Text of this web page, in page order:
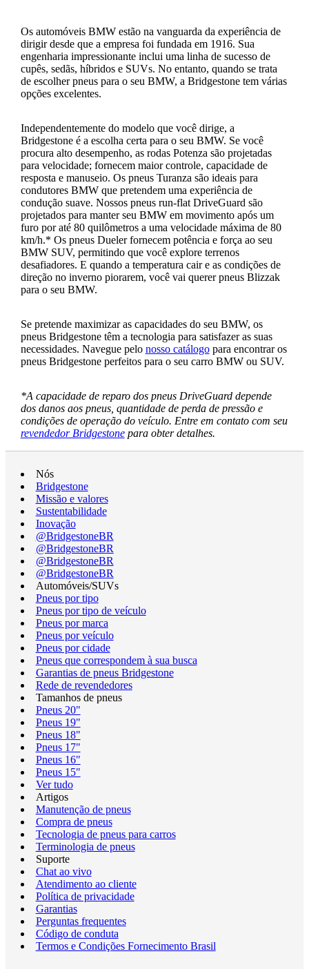
Os automóveis BMW estão na vanguarda da experiência de
dirigir desde que a empresa foi fundada em 1916. Sua
engenharia impressionante inclui uma linha de sucesso de
cupês, sedãs, híbridos e SUVs. No entanto, quando se trata
de escolher pneus para o seu BMW, a Bridgestone tem várias
opções excelentes.
Independentemente do modelo que você dirige, a
Bridgestone é a escolha certa para o seu BMW. Se você
procura alto desempenho, as rodas Potenza são projetadas
para velocidade; fornecem maior controle, capacidade de
resposta e manuseio. Os pneus Turanza são ideais para
condutores BMW que pretendem uma experiência de
condução suave. Nossos pneus run-flat DriveGuard são
projetados para manter seu BMW em movimento após um
furo por até 80 quilômetros a uma velocidade máxima de 80
km/h.* Os pneus Dueler fornecem potência e força ao seu
BMW SUV, permitindo que você explore terrenos
desafiadores. E quando a temperatura cair e as condições de
direção no inverno piorarem, você vai querer pneus Blizzak
para o seu BMW.
Se pretende maximizar as capacidades do seu BMW, os
pneus Bridgestone têm a tecnologia para satisfazer as suas
necessidades. Navegue pelo nosso catálogopara encontrar os
pneus Bridgestone perfeitos para o seu carro BMW ou SUV.
*A capacidade de reparo dos pneus DriveGuard depende
dos danos aos pneus, quantidade de perda de pressão e
condições de operação do veículo. Entre em contato com seu
revendedor Bridgestonepara obter detalhes.
Nós
Bridgestone
Missão e valores
Sustentabilidade
Inovação
@BridgestoneBR
@BridgestoneBR
@BridgestoneBR
@BridgestoneBR
Automóveis/SUVs
Pneus por tipo
Pneus por tipo de veículo
Pneus por marca
Pneus por veículo
Pneus por cidade
Pneus que correspondem à sua busca
Garantias de pneus Bridgestone
Rede de revendedores
Tamanhos de pneus
Pneus 20"
Pneus 19"
Pneus 18"
Pneus 17"
Pneus 16"
Pneus 15"
Ver tudo
Artigos
Manutenção de pneus
Compra de pneus
Tecnologia de pneus para carros
Terminologia de pneus
Suporte
Chat ao vivo
Atendimento ao cliente
Política de privacidade
Garantias
Perguntas frequentes
Código de conduta
Termos e Condições Fornecimento Brasil